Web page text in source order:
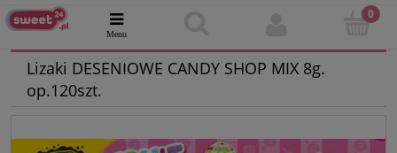
Lizaki DESENIOWE CANDY SHOP MIX 8g.
op.120szt.